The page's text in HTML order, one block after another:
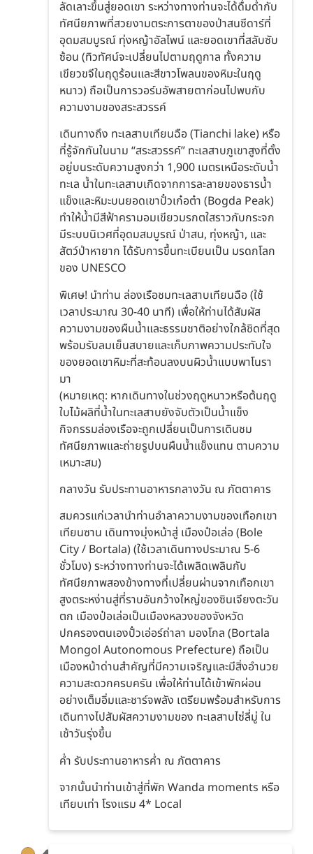
ลัดเลาะขึ้นสู่ยอดเขา ระหว่างทางท่านจะได้ดื่มด่ำกับ
ทัศนียภาพที่สวยงามตระการตาของป่าสนซีดาร์ที่
อุดมสมบูรณ์ ทุ่งหญ้าอัลไพน์ และยอดเขาที่สลับซับ
ซ้อน (ทิวทัศน์จะเปลี่ยนไปตามฤดูกาล ทั้งความ
เขียวขจีในฤดูร้อนและสีขาวโพลนของหิมะในฤดู
หนาว) ถือเป็นการวอร์มอัพสายตาก่อนไปพบกับ
ความงามของสระสวรรค์
เดินทางถึง ทะเลสาบเทียนฉือ (Tianchi lake) หรือ
ที่รู้จักกันในนาม “สระสวรรค์” ทะเลสาบภูเขาสูงที่ตั้ง
อยู่บนระดับความสูงกว่า 1,900 เมตรเหนือระดับน้ำ
ทะเล น้ำในทะเลสาบเกิดจากการละลายของธารน้ำ
แข็งและหิมะบนยอดเขาปั๋วเก๋อต๋า (Bogda Peak)
ทำให้น้ำมีสีฟ้าครามอมเขียวมรกตใสราวกับกระจก
มีระบบนิเวศที่อุดมสมบูรณ์ ป่าสน, ทุ่งหญ้า, และ
สัตว์ป่าหายาก ได้รับการขึ้นทะเบียนเป็น มรดกโลก
ของ UNESCO
พิเศษ! นำท่าน ล่องเรือชมทะเลสาบเทียนฉือ (ใช้
เวลาประมาณ 30-40 นาที) เพื่อให้ท่านได้สัมผัส
ความงามของผืนน้ำและธรรมชาติอย่างใกล้ชิดที่สุด
พร้อมรับลมเย็นสบายและเก็บภาพความประทับใจ
ของยอดเขาหิมะที่สะท้อนลงบนผิวน้ำแบบพาโนรา
มา
(หมายเหตุ: หากเดินทางในช่วงฤดูหนาวหรือต้นฤดู
ใบไม้ผลิที่น้ำในทะเลสาบยังจับตัวเป็นน้ำแข็ง
กิจกรรมล่องเรือจะถูกเปลี่ยนเป็นการเดินชม
ทัศนียภาพและถ่ายรูปบนผืนน้ำแข็งแทน ตามความ
เหมาะสม)
กลางวัน รับประทานอาหารกลางวัน ณ ภัตตาคาร
สมควรแก่เวลานำท่านอำลาความงามของเทือกเขา
เทียนซาน เดินทางมุ่งหน้าสู่ เมืองป๋อเล่อ (Bole
City / Bortala) (ใช้เวลาเดินทางประมาณ 5-6
ชั่วโมง) ระหว่างทางท่านจะได้เพลิดเพลินกับ
ทัศนียภาพสองข้างทางที่เปลี่ยนผ่านจากเทือกเขา
สูงตระหง่านสู่ที่ราบอันกว้างใหญ่ของซินเจียงตะวัน
ตก เมืองป๋อเล่อเป็นเมืองหลวงของจังหวัด
ปกครองตนเองปั๋วเอ่อร์ถ่าลา มองโกล (Bortala
Mongol Autonomous Prefecture) ถือเป็น
เมืองหน้าด่านสำคัญที่มีความเจริญและมีสิ่งอำนวย
ความสะดวกครบครัน เพื่อให้ท่านได้เข้าพักผ่อน
อย่างเต็มอิ่มและชาร์จพลัง เตรียมพร้อมสำหรับการ
เดินทางไปสัมผัสความงามของ ทะเลสาบไซ่ลี่มู่ ใน
เช้าวันรุ่งขึ้น
ค่ำ รับประทานอาหารค่ำ ณ ภัตตาคาร
จากนั้นนำท่านเข้าสู่ที่พัก Wanda moments หรือ
เทียบเท่า โรงแรม 4* Local